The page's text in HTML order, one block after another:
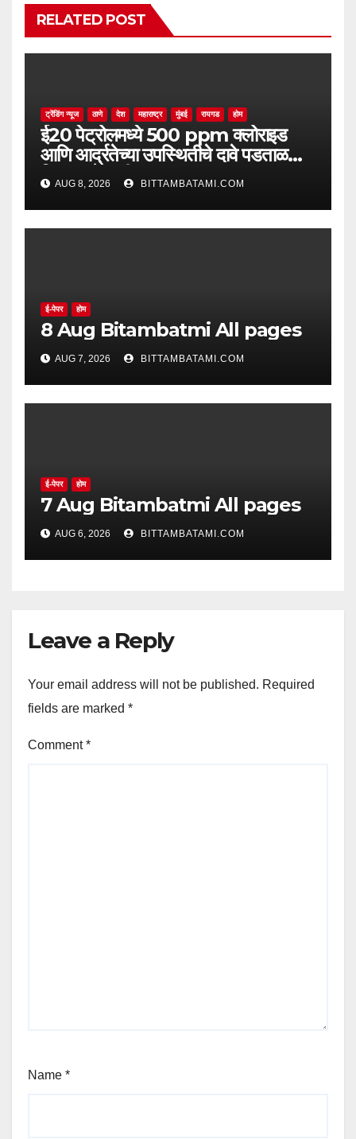
RELATED POST
ट्रेंडिंग न्यूज ठाणे देश महाराष्ट्र मुंबई रायगड होम
ई20 पेट्रोलमध्ये 500 ppm क्लोराइड
आणि आर्द्रतेच्या उपस्थितीचे दावे पडताळणीत
सिद्ध झाले नाहीत
AUG 8, 2026 BITTAMBATAMI.COM
ई-पेपर होम
8 Aug Bitambatmi All pages
AUG 7, 2026 BITTAMBATAMI.COM
ई-पेपर होम
7 Aug Bitambatmi All pages
AUG 6, 2026 BITTAMBATAMI.COM
Leave a Reply
Your email address will not be published. Required
fields are marked *
Comment*
Name *